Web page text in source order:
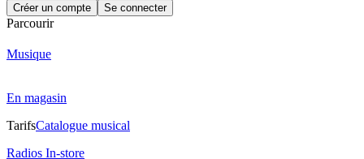
Créer un compte Se connecter
Parcourir
Musique
En magasin
TarifsCatalogue musical
Radios In-store